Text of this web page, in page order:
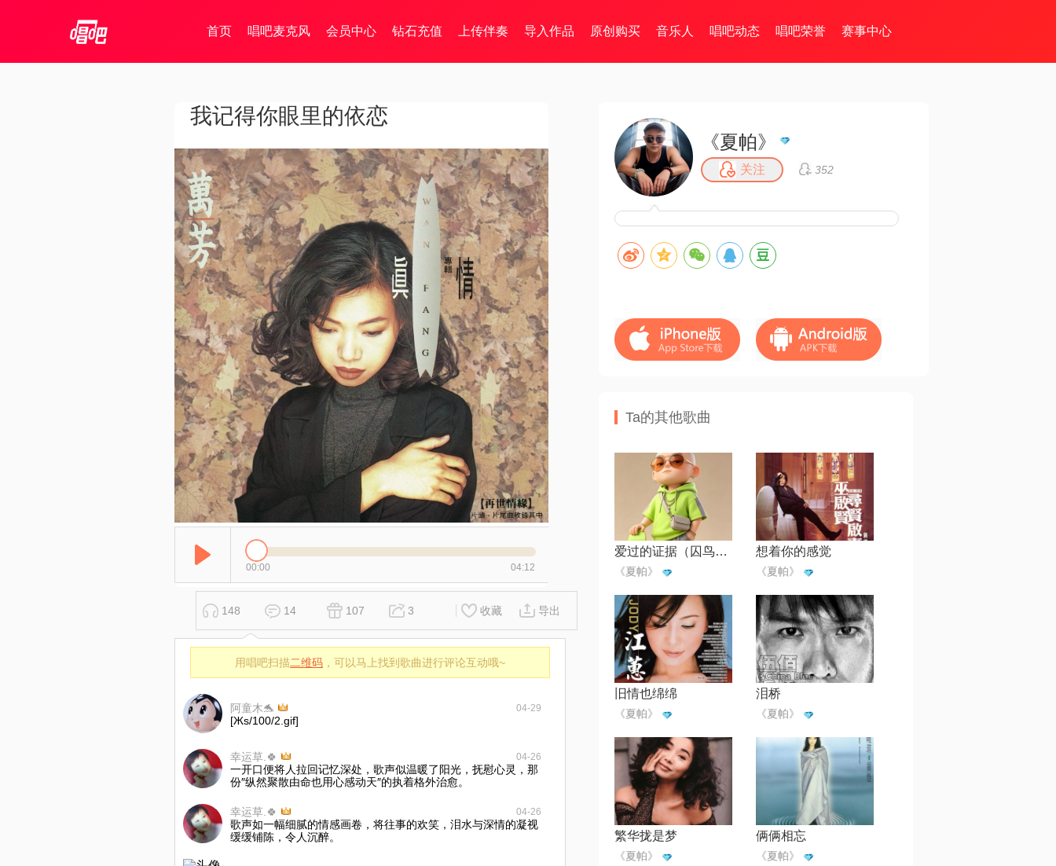
首页 唱吧麦克风 会员中心 钻石充值 上传伴奏 导入作品 原创购买 音乐人 唱吧动态 唱吧荣誉 赛事中心
我记得你眼里的依恋
00:00 04:12
148 14 107 3 收藏 导出
用唱吧扫描二维码 ，可以马上找到歌曲进行评论互动哦~
阿童木🐬 04-29
[Жs/100/2.gif]
幸运草.🍀 04-26
一开口便将人拉回记忆深处，歌声似温暖了阳光，抚慰心灵，那
份″纵然聚散由命也用心感动天″的执着格外治愈。
幸运草.🍀 04-26
歌声如一幅细腻的情感画卷，将往事的欢笑，泪水与深情的凝视
缓缓铺陈，令人沉醉。
《夏帕》
关注 352
Ta的其他歌曲
爱过的证据（囚鸟）【风帅制作】
《夏帕》
想着你的感觉
《夏帕》
旧情也绵绵
《夏帕》
泪桥
《夏帕》
繁华拢是梦
《夏帕》
俩俩相忘
《夏帕》